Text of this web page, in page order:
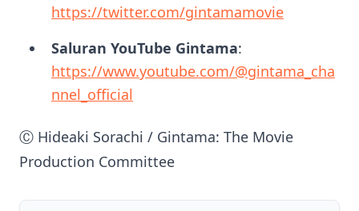
https://twitter.com/gintamamovie
Saluran YouTube Gintama:
https://www.youtube.com/@gintama_cha
nnel_official
Ⓒ Hideaki Sorachi / Gintama: The Movie
Production Committee